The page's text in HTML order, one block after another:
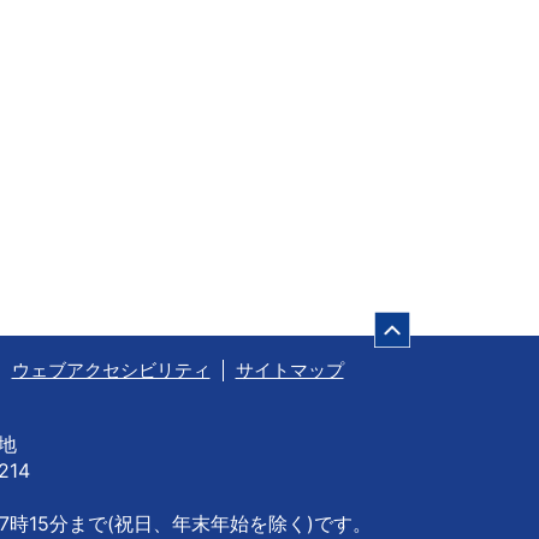
ウェブアクセシビリティ サイトマップ
時15分まで(祝日、年末年始を除く)です。